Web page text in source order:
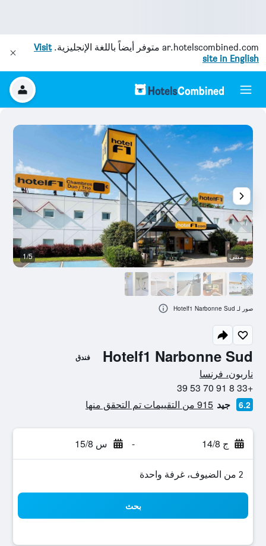
ar.hotelscombined.com متوفر أيضاً باللغة الإنجليزية.Visit
site in English
Hotelf1 Narbonne Sud فندق
0 نجمة
ناربون، فرنسا
+33 8 91 70 53 39
6.2 جيد 915 من التقييمات تم التحقق منها
ج 14/8 - س 15/8
2 من الضيوف، غرفة واحدة
بحث
مبنى 1/5
صور لـ Hotelf1 Narbonne Sud